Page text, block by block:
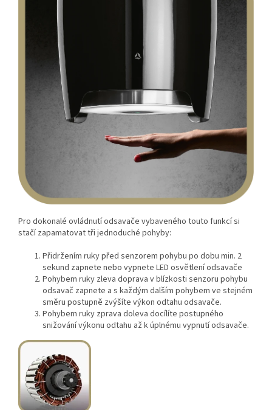
Pro dokonalé ovládnutí odsavače vybaveného touto funkcí si
stačí zapamatovat tři jednoduché pohyby:
Přidržením ruky před senzorem pohybu po dobu min. 2
sekund zapnete nebo vypnete LED osvětlení odsavače
Pohybem ruky zleva doprava v blízkosti senzoru pohybu
odsavač zapnete a s každým dalším pohybem ve stejném
směru postupně zvýšíte výkon odtahu odsavače.
Pohybem ruky zprava doleva docílíte postupného
snižování výkonu odtahu až k úplnému vypnutí odsavače.